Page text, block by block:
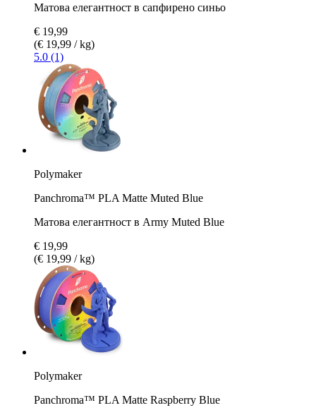
Матова елегантност в сапфирено синьо
€ 19,99
(€ 19,99 / kg)
5.0 (1)
Polymaker
Panchroma™ PLA Matte Muted Blue
Матова елегантност в Army Muted Blue
€ 19,99
(€ 19,99 / kg)
Polymaker
Panchroma™ PLA Matte Raspberry Blue